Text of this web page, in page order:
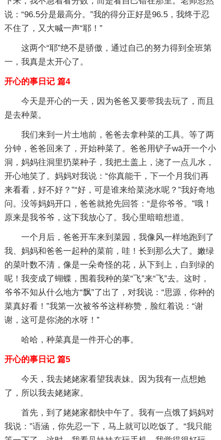
说：“96.5分是最高分。”我的得分正好是96.5，我终于忍
不住了，又大喊一声“耶！”
这两个“耶”绝不是骄傲，通过自己的努力得到全班第
一，我真是太开心了。
开心的事日记 篇4
今天是开心的一天，因为爸爸又要带我去玩了，而且
是去种菜。
我们来到一片土地前，爸爸去拿种菜的工具。等了两
分钟，爸爸回来了，开始种菜了。爸爸用铲子wā开一个小
洞，妈妈往洞里扔菜种子，我把土盖上，浇了一点儿水，
开心地笑了。妈妈对我说：“你真能干，下一个月我们再
来看看，好不好？”“好，可是谁来给菜浇水呢？”我好奇地
问。没等妈妈开口，爸爸就抢先回答：“是你爷爷。”哦！
原来是我爷爷，这下我放心了。我心里暗暗想道。
一个月后，爸爸开车来到菜园，我像风一样地跑到了
我、妈妈和爸爸一起种的菜前，哇！长到那么大了。嫩绿
的菜叶数不清，像是一朵奇怪的花，从下到上，白到绿的
呢！我变成了蝴蝶，围着我种的菜“飞”来“飞”去。这时，
爷爷不知从什么地方“飘”了出了，对我说：“思源，你种的
菜真好看！”我第一次被爷爷这样称赞，脸红着说：“谢
谢，这可是你浇的水呀！”
哈哈，种菜真是一件开心的事。
开心的事日记 篇5
今天，我去姥姥家看望我表妹。因为我有一点想她
了，所以我去姥姥家。
首先，到了姥姥家都快中午了。我有一点饿了妈妈对
我说：”语涵，你先忍一下，马上就可以吃饭了。“我只能